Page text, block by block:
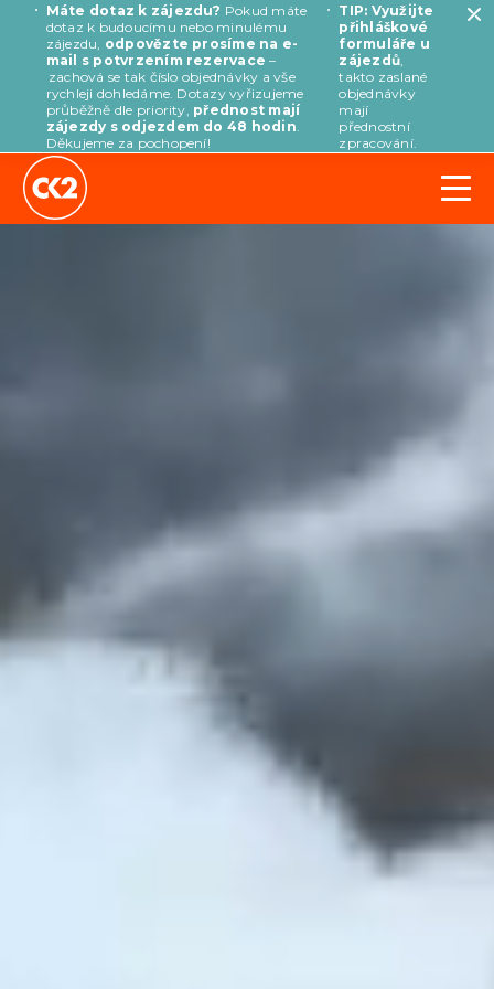
Máte dotaz k zájezdu? Pokud máte
dotaz k budoucímu nebo minulému
zájezdu, odpovězte prosíme na e-
mail s potvrzením rezervace –
zachová se tak číslo objednávky a vše
rychleji dohledáme. Dotazy vyřizujeme
průběžně dle priority, přednost mají
zájezdy s odjezdem do 48 hodin
Děkujeme za pochopení!
TIP: Využijte
přihláškové
formuláře u
zájezdů
takto zaslané
objednávky
mají
přednostní
zpracování.